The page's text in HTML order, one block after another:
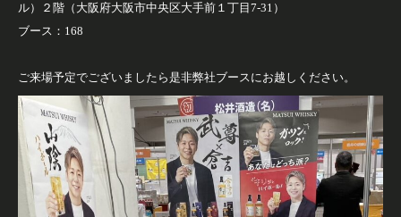
ル）２階（大阪府大阪市中央区大手前１丁目7-31）
ブース：168
ご来場予定でございましたら是非弊社ブースにお越しください。